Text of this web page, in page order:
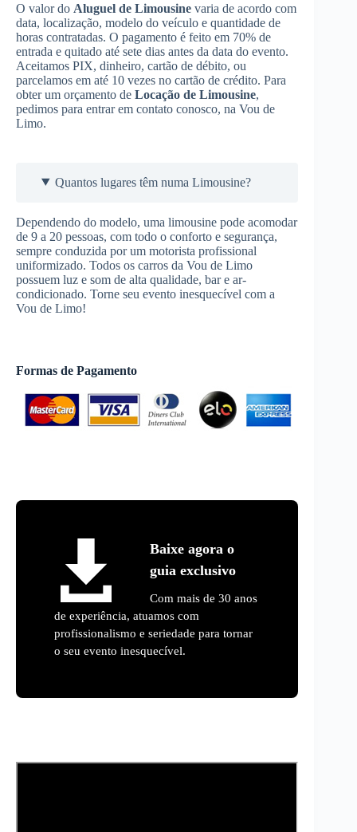
O valor do Aluguel de Limousine varia de acordo com
data, localização, modelo do veículo e quantidade de
horas contratadas. O pagamento é feito em 70% de
entrada e quitado até sete dias antes da data do evento.
Aceitamos PIX, dinheiro, cartão de débito, ou
parcelamos em até 10 vezes no cartão de crédito. Para
obter um orçamento de Locação de Limousine,
pedimos para entrar em contato conosco, na Vou de
Limo.
Quantos lugares têm numa Limousine?
Dependendo do modelo, uma limousine pode acomodar
de 9 a 20 pessoas, com todo o conforto e segurança,
sempre conduzida por um motorista profissional
uniformizado. Todos os carros da Vou de Limo
possuem luz e som de alta qualidade, bar e ar-
condicionado. Torne seu evento inesquecível com a
Vou de Limo!
Formas de Pagamento
Baixe agora o
guia exclusivo
Com mais de 30 anos
de experiência, atuamos com
profissionalismo e seriedade para tornar
o seu evento inesquecível.